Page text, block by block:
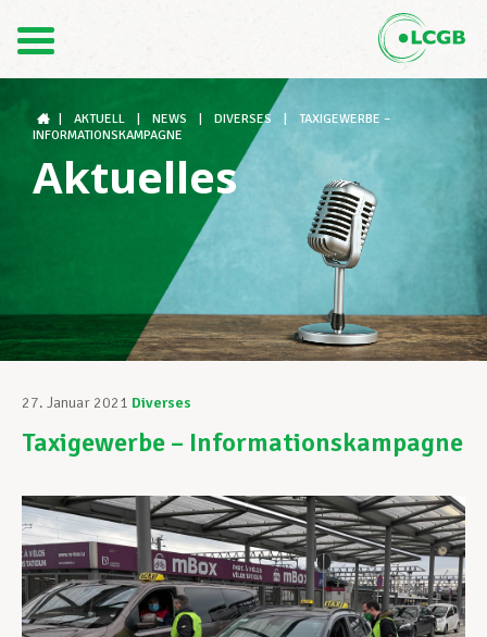
FR
Der LCGB
Gewerkschaftsstrukturen
Unterstützung im Arbeitsalltag
Ihre Rechte
Unterstützung im Privatleben
Berufliche Weiterentwicklung
AKTUELL NEWS DIVERSES
TAXIGEWERBE –
INFORMATIONSKAMPAGNE
Aktuelles
27. Januar 2021 Diverses
Taxigewerbe – Informationskampagne